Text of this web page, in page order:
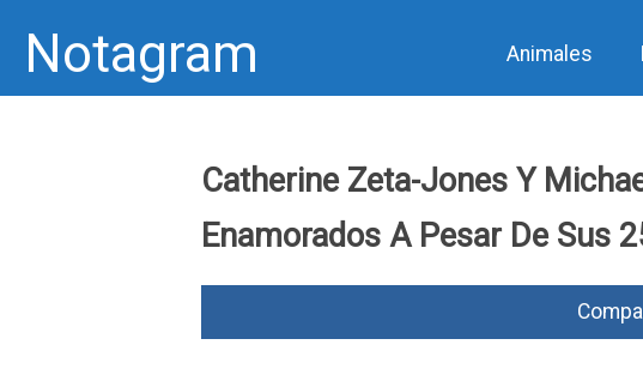
Notagram Animales
content
Catherine Zeta-Jones Y
Enamorados A Pesar De Sus